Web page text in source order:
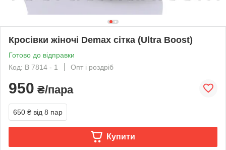
Кросівки жіночі Demax сітка (Ultra Boost)
Готово до відправки
Код: B 7814 - 1
Опт і роздріб
950 ₴/пара
650 ₴ від 8 пар
Купити